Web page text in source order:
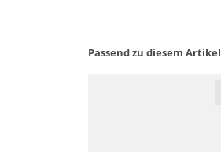
Passend zu diesem Artikel